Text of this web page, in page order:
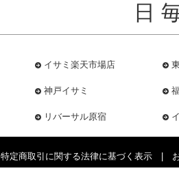
日
イサミ楽天市場店
神戸イサミ
リバーサル原宿
特定商取引に関する法律に基づく表示